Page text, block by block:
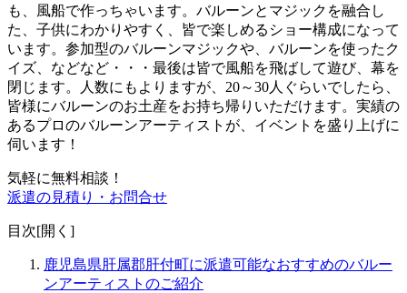
も、風船で作っちゃいます。バルーンとマジックを融合し
た、子供にわかりやすく、皆で楽しめるショー構成になって
います。参加型のバルーンマジックや、バルーンを使ったク
イズ、などなど・・・最後は皆で風船を飛ばして遊び、幕を
閉じます。人数にもよりますが、20～30人ぐらいでしたら、
皆様にバルーンのお土産をお持ち帰りいただけます。 実績の
あるプロのバルーンアーティストが、イベントを盛り上げに
伺います！
気軽に無料相談！
派遣の見積り・お問合せ
目次[開く ]
鹿児島県肝属郡肝付町に派遣可能なおすすめのバルー
ンアーティストのご紹介